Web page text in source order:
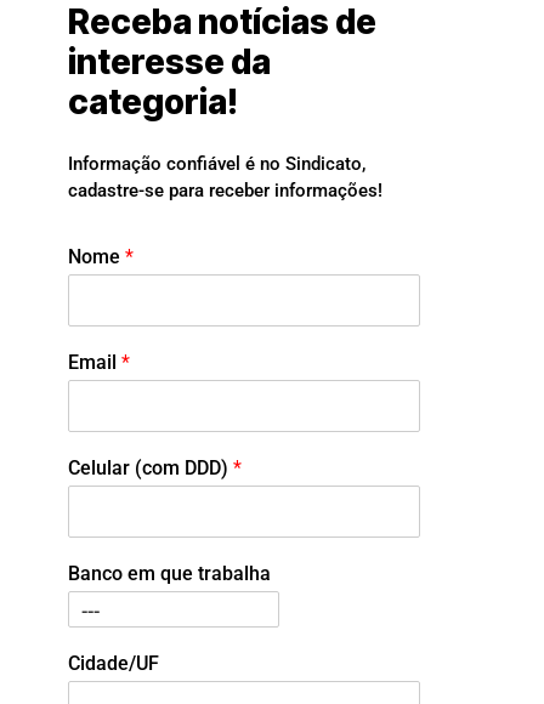
Receba notícias de
interesse da
categoria!
Informação confiável é no Sindicato,
cadastre-se para receber informações!
Nome *
Email *
Celular (com DDD) *
Banco em que trabalha
Cidade/UF